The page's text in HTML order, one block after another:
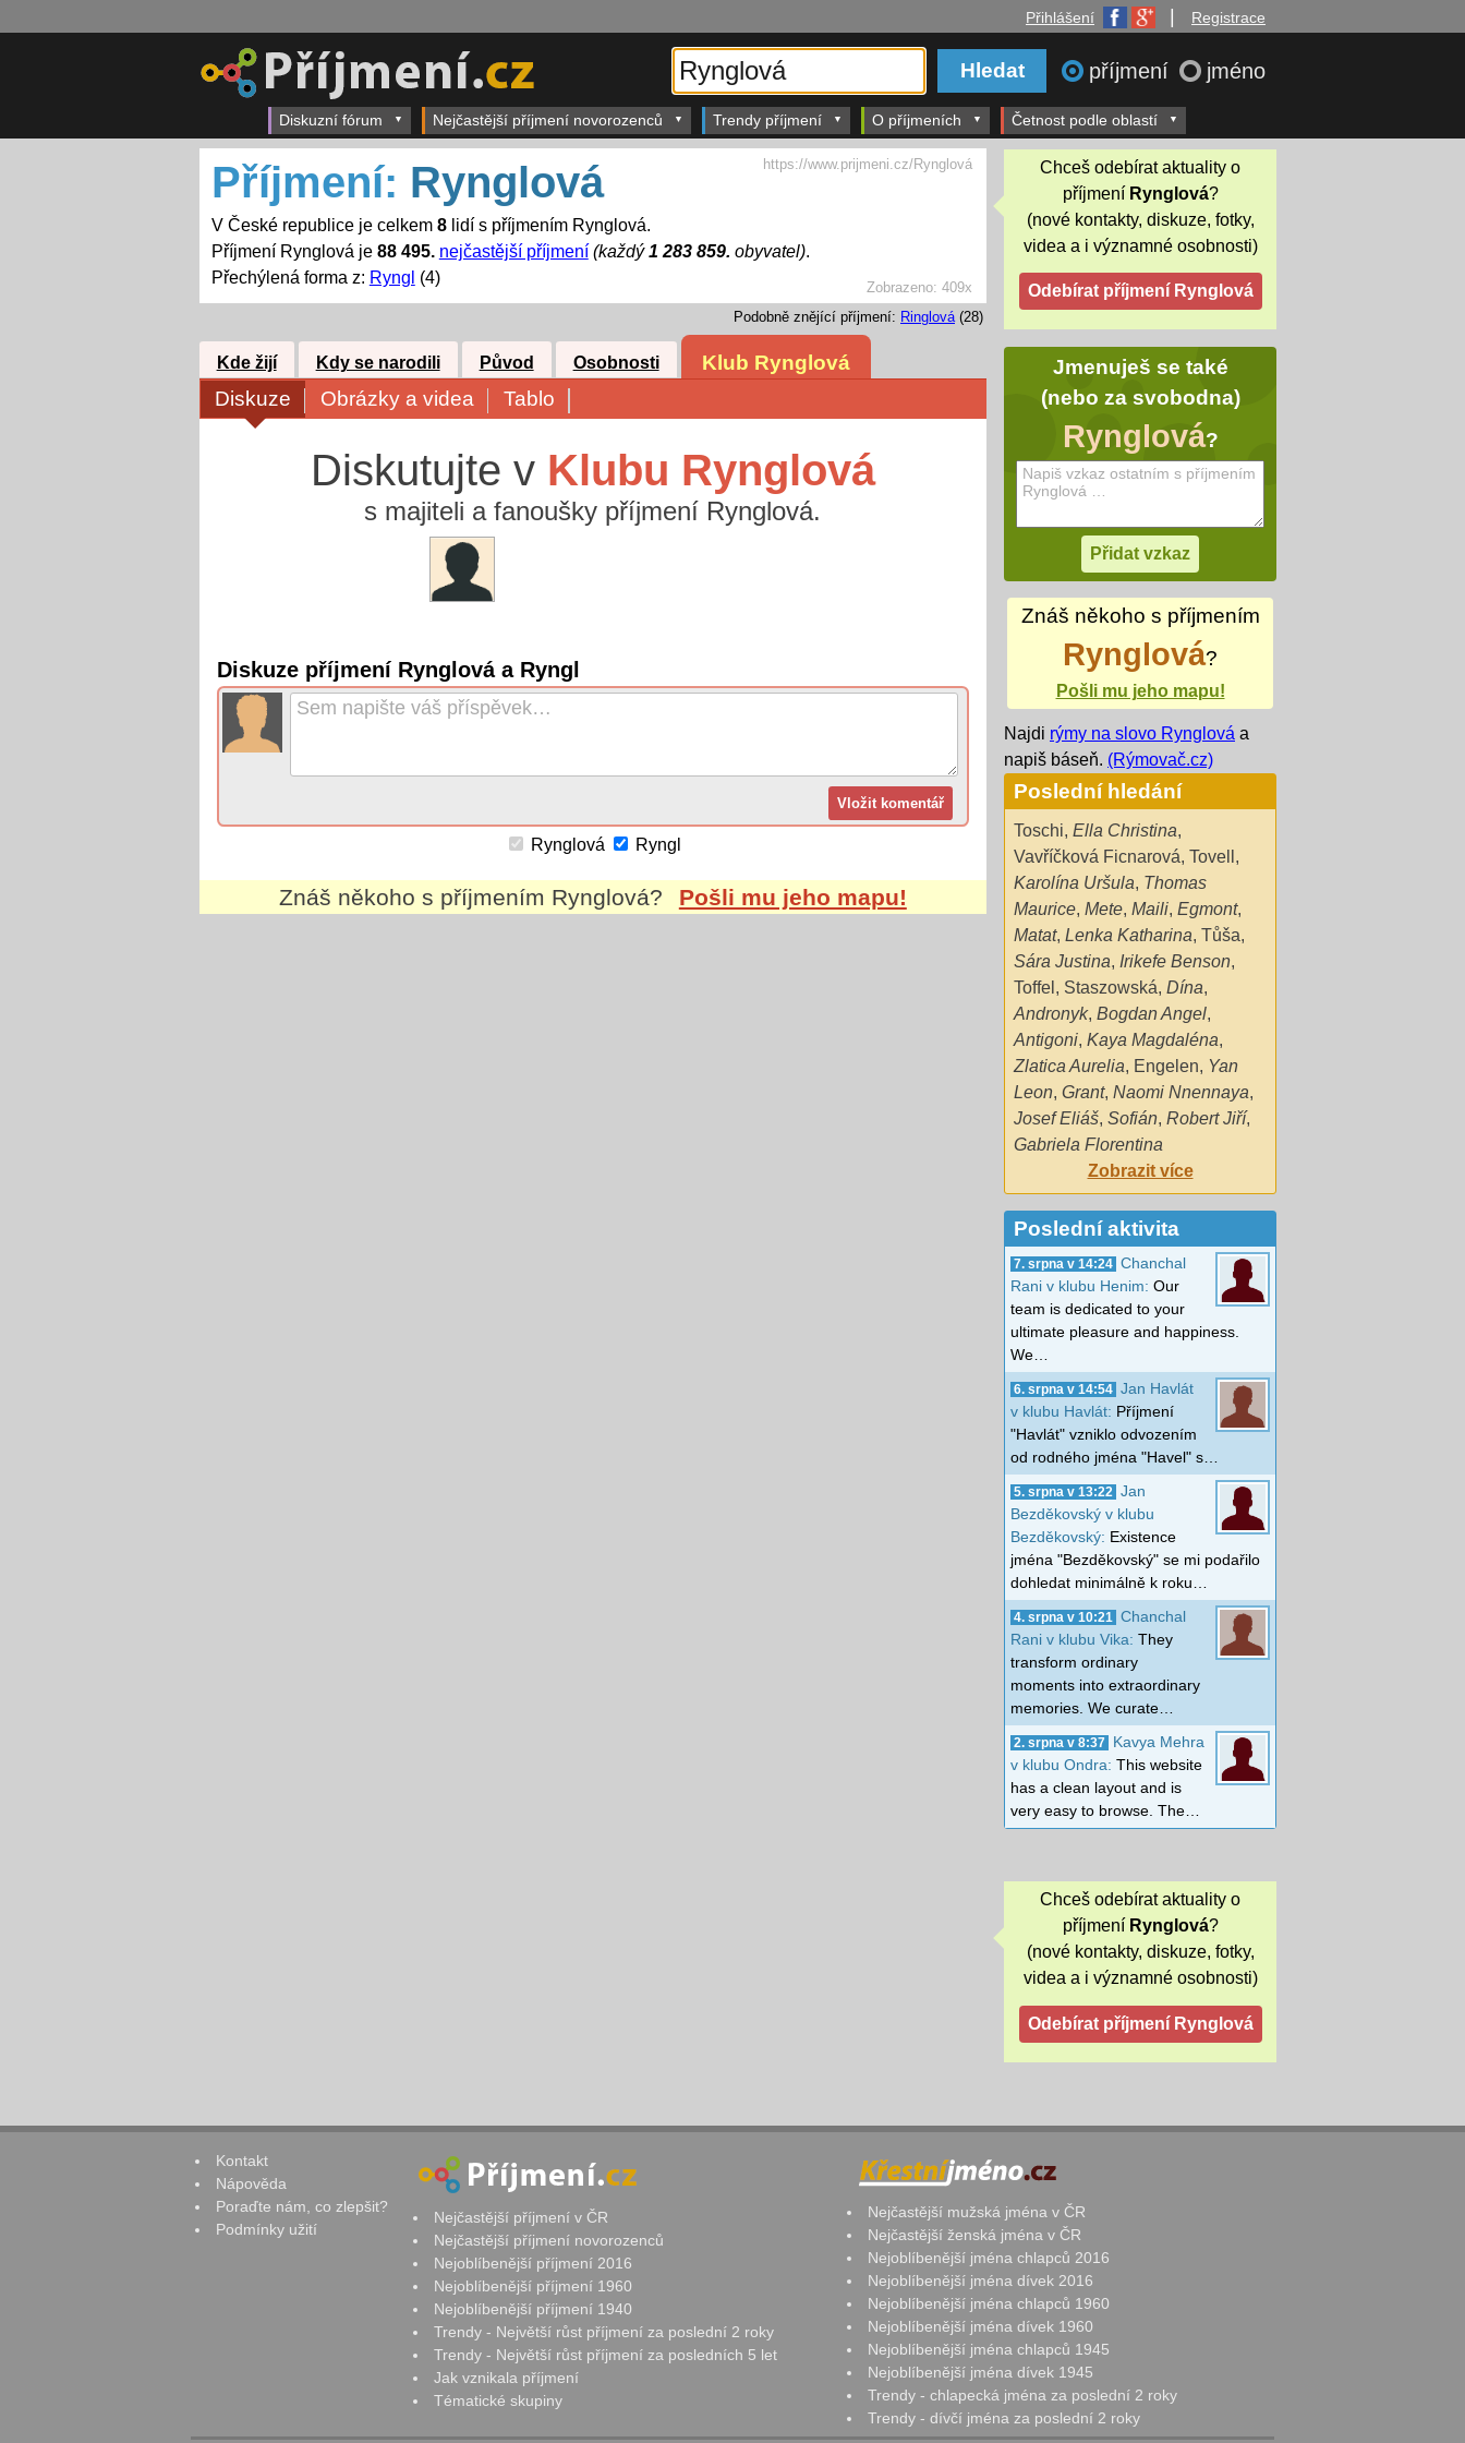
Přihlášení Registrace
příjmení jméno
Diskuzní fórum Nejčastější příjmení novorozenců Trendy příjmení O příjmeních Četnost podle oblastí
Zobrazeno:409x
Příjmení: Rynglová
V České republice je celkem 8lidí s příjmením Rynglová.
Příjmení Rynglová je 88 495. nejčastější příjmení (každý1 283 859. obyvatel).
Přechýlená forma z: Ryngl (4)
https://www.prijmeni.cz/Rynglová
Podobně znějící příjmení: Ringlová(28)
Kde žijí Kdy se narodili Původ Osobnosti
Klub Rynglová
Diskuze
Obrázky a videa Tablo
Diskutujte v Klubu Rynglová
s majiteli a fanoušky příjmení Rynglová.
Diskuze příjmení Rynglová a Ryngl
Rynglová Ryngl
Znáš někoho s příjmením Rynglová? Pošli mu jeho mapu!
Chceš odebírat aktuality o
příjmení Rynglová?
(nové kontakty, diskuze, fotky,
videa a i významné osobnosti)
Jmenuješ se také
(nebo za svobodna)
Rynglová?
Znáš někoho s příjmením
Rynglová?
Pošli mu jeho mapu!
Najdi rýmy na slovo Rynglová a
napiš báseň. (Rýmovač.cz)
Poslední hledání
Toschi, Ella Christina,
Vavříčková Ficnarová, Tovell ,
Karolína Uršula, Thomas
Maurice, Mete, Maili, Egmont,
Matat, Lenka Katharina, Tůša,
Sára Justina, Irikefe Benson,
Toffel , Staszowská, Dína,
Andronyk, Bogdan Angel,
Antigoni, Kaya Magdaléna,
Zlatica Aurelia, Engelen, Yan
Leon, Grant, Naomi Nnennaya,
Josef Eliáš, Sofián, Robert Jiří,
Gabriela Florentina
Zobrazit více
Poslední aktivita
7. srpna v 14:24 Chanchal
Rani v klubu Henim: Our
team is dedicated to your
ultimate pleasure and happiness.
We…
6. srpna v 14:54 Jan Havlát
v klubu Havlát: Příjmení
"Havlát" vzniklo odvozením
od rodného jména "Havel" s…
5. srpna v 13:22
Jan
Bezděkovský v klubu
Bezděkovský: Existence
jména "Bezděkovský" se mi podařilo
dohledat minimálně k roku…
4. srpna v 10:21
Chanchal
Rani v klubu Vika: They
transform ordinary
moments into extraordinary
memories. We curate…
2. srpna v 8:37
Kavya Mehra
v klubu Ondra: This website
has a clean layout and is
very easy to browse. The…
Chceš odebírat aktuality o
příjmení Rynglová?
(nové kontakty, diskuze, fotky,
videa a i významné osobnosti)
Kontakt
Nápověda
Poraďte nám, co zlepšit?
Podmínky užití
Nejčastější příjmení v ČR
Nejčastější příjmení novorozenců
Nejoblíbenější příjmení 2016
Nejoblíbenější příjmení 1960
Nejoblíbenější příjmení 1940
Trendy - Největší růst příjmení za poslední 2 roky
Trendy - Největší růst příjmení za posledních 5 let
Jak vznikala příjmení
Tématické skupiny
Nejčastější mužská jména v ČR
Nejčastější ženská jména v ČR
Nejoblíbenější jména chlapců 2016
Nejoblíbenější jména dívek 2016
Nejoblíbenější jména chlapců 1960
Nejoblíbenější jména dívek 1960
Nejoblíbenější jména chlapců 1945
Nejoblíbenější jména dívek 1945
Trendy - chlapecká jména za poslední 2 roky
Trendy - dívčí jména za poslední 2 roky